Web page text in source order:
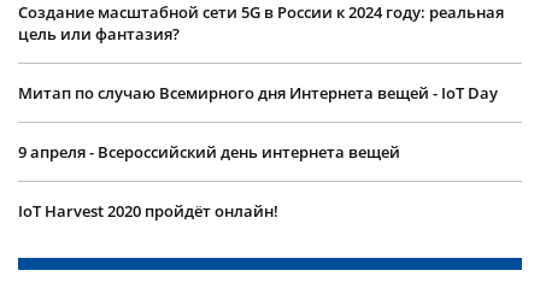
Создание масштабной сети 5G в России к 2024 году: реальная
цель или фантазия?
Митап по случаю Всемирного дня Интернета вещей - IoT Day
9 апреля - Всероссийский день интернета вещей
IoT Harvest 2020 пройдёт онлайн!